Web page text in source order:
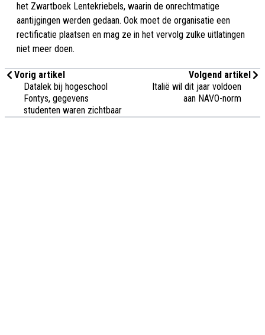
het Zwartboek Lentekriebels, waarin de onrechtmatige
aantijgingen werden gedaan. Ook moet de organisatie een
rectificatie plaatsen en mag ze in het vervolg zulke uitlatingen
niet meer doen.
Vorig artikel
Datalek bij hogeschool
Fontys, gegevens
studenten waren zichtbaar
Volgend artikel
Italië wil dit jaar voldoen
aan NAVO-norm